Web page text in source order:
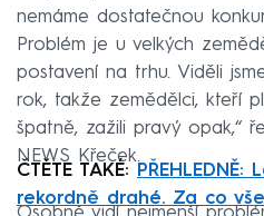
nemáme dostatečnou
Problém je u velkých
postavení na trhu. Viděli
rok, takže zemědělci, kteří
špatně, zažili pravý opak,“
NEWS Křeček.
ČTĚTE TAKÉ:
rekordně drahé. Za co